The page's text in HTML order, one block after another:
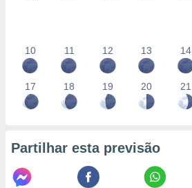
10 11 12 13 14
17 18 19 20 21
Partilhar esta previsão